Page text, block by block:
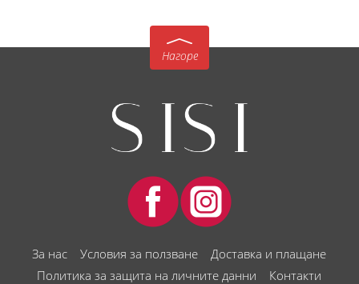
Нагоре
За нас Условия за ползване
Доставка и плащане
Политика за защита на личните данни
Контакти